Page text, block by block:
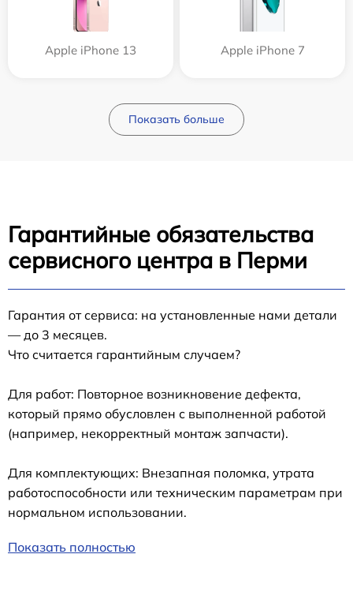
Apple iPhone 13 Apple iPhone 7
Показать больше
Гарантийные обязательства
сервисного центра в Перми
Гарантия от сервиса: на установленные нами детали
— до 3 месяцев.
Что считается гарантийным случаем?
Для работ: Повторное возникновение дефекта,
который прямо обусловлен с выполненной работой
(например, некорректный монтаж запчасти).
Для комплектующих: Внезапная поломка, утрата
работоспособности или техническим параметрам при
нормальном использовании.
Показать полностью